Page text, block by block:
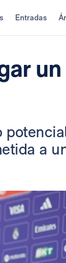
Entradas
un
a